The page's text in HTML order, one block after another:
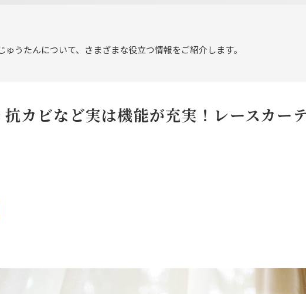
ゅうたんについて、さまざまな役立つ情報をご紹介します。
カビなど実は機能が充実！レースカー